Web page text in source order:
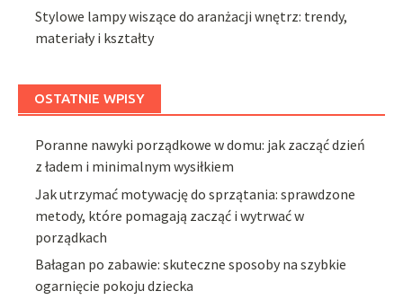
Stylowe lampy wiszące do aranżacji wnętrz: trendy,
materiały i kształty
OSTATNIE WPISY
Poranne nawyki porządkowe w domu: jak zacząć dzień
z ładem i minimalnym wysiłkiem
Jak utrzymać motywację do sprzątania: sprawdzone
metody, które pomagają zacząć i wytrwać w
porządkach
Bałagan po zabawie: skuteczne sposoby na szybkie
ogarnięcie pokoju dziecka